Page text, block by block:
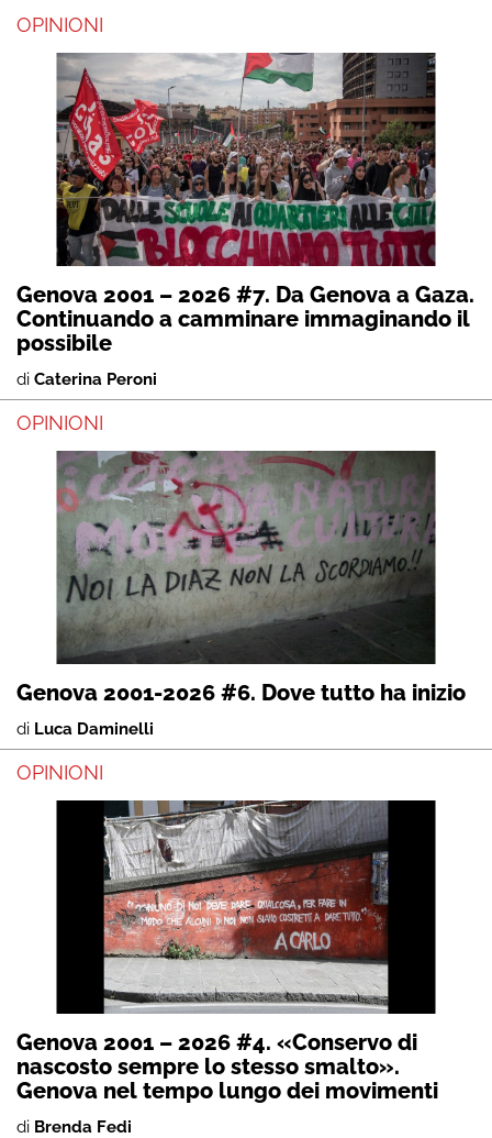
OPINIONI
Genova 2001 – 2026 #7. Da Genova a Gaza.
Continuando a camminare immaginando il
possibile
di Caterina Peroni
OPINIONI
Genova 2001-2026 #6. Dove tutto ha inizio
di Luca Daminelli
OPINIONI
Genova 2001 – 2026 #4. «Conservo di
nascosto sempre lo stesso smalto».
Genova nel tempo lungo dei movimenti
di Brenda Fedi